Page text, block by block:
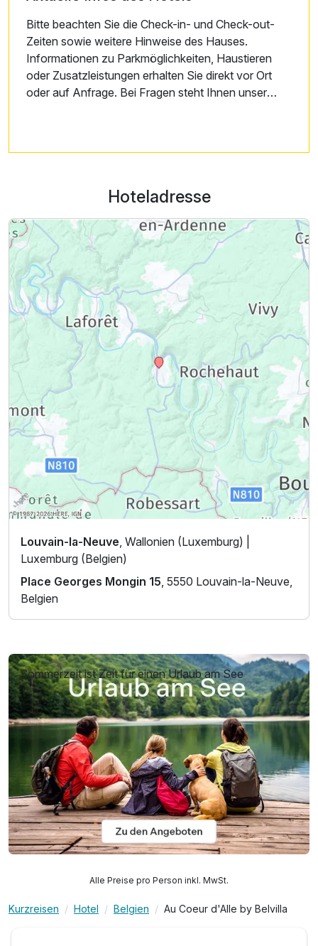
Bitte beachten Sie die Check-in- und Check-out-
Zeiten sowie weitere Hinweise des Hauses.
Informationen zu Parkmöglichkeiten, Haustieren
oder Zusatzleistungen erhalten Sie direkt vor Ort
oder auf Anfrage. Bei Fragen steht Ihnen unser
Hoteladresse
Louvain-la-Neuve, Wallonien (Luxemburg) |
Luxemburg (Belgien)
Place Georges Mongin 15, 5550 Louvain-la-Neuve,
Belgien
Sommerzeit ist Zeit für einen Urlaub am See
Alle Preise pro Person inkl. MwSt.
Kurzreisen Hotel Belgien Au Coeur d'Alle by Belvilla